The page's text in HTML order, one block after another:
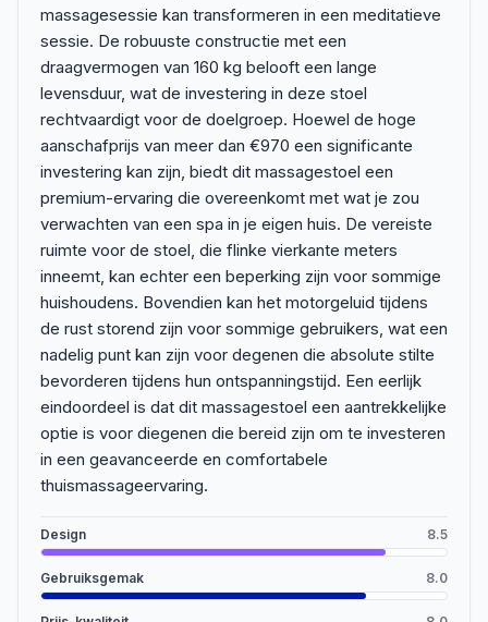
massagesessie kan transformeren in een meditatieve
sessie. De robuuste constructie met een
draagvermogen van 160 kg belooft een lange
levensduur, wat de investering in deze stoel
rechtvaardigt voor de doelgroep. Hoewel de hoge
aanschafprijs van meer dan €970 een significante
investering kan zijn, biedt dit massagestoel een
premium-ervaring die overeenkomt met wat je zou
verwachten van een spa in je eigen huis. De vereiste
ruimte voor de stoel, die flinke vierkante meters
inneemt, kan echter een beperking zijn voor sommige
huishoudens. Bovendien kan het motorgeluid tijdens
de rust storend zijn voor sommige gebruikers, wat een
nadelig punt kan zijn voor degenen die absolute stilte
bevorderen tijdens hun ontspanningstijd. Een eerlijk
eindoordeel is dat dit massagestoel een aantrekkelijke
optie is voor diegenen die bereid zijn om te investeren
in een geavanceerde en comfortabele
thuismassageervaring.
Design 8.5
Gebruiksgemak 8.0